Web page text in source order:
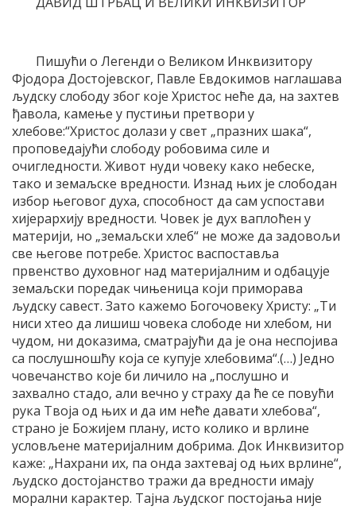
Пишући о Легенди о Великом Инквизитору
Фјодора Достојевског, Павле Евдокимов наглашава
људску слободу због које Христос неће да, на захтев
ђавола, камење у пустињи претвори у
хлебове:“Христос долази у свет „празних шака“,
проповедајући слободу робовима силе и
очигледности. Живот нуди човеку како небеске,
тако и земаљске вредности. Изнад њих је слободан
избор његовог духа, способност да сам успостави
хијерархију вредности. Човек је дух ваплоћен у
материји, но „земаљски хлеб“ не може да задовољи
све његове потребе. Христос васпоставља
првенство духовног над материјалним и одбацује
земаљски поредак чињеница који приморава
људску савест. Зато кажемо Богочовеку Христу: „Ти
ниси хтео да лишиш човека слободе ни хлебом, ни
чудом, ни доказима, сматрајући да је она неспојива
са послушношћу која се купује хлебовима“.(…) Једно
човечанство које би личило на „послушно и
захвално стадо, али вечно у страху да ће се повући
рука Твоја од њих и да им неће давати хлебова“,
страно је Божијем плану, исто колико и врлине
условљене материјалним добрима. Док Инквизитор
каже: „Нахрани их, па онда захтевај од њих врлине“,
људско достојанство тражи да вредности имају
морални карактер. Тајна људског постојања није